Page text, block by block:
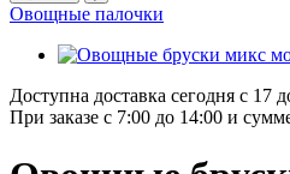
Овощные палочки
Доступна доставка сегодня с 17
При заказе с 7:00 до 14:00 и